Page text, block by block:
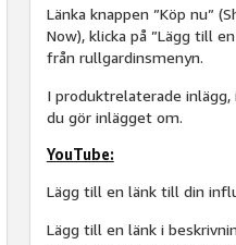
Länka knappen ”Köp nu”
Now), klicka på ”Lägg till
från rullgardinsmenyn.
I produktrelaterade
du gör inlägget om.
YouTube:
Lägg till en länk till din
Lägg till en länk i